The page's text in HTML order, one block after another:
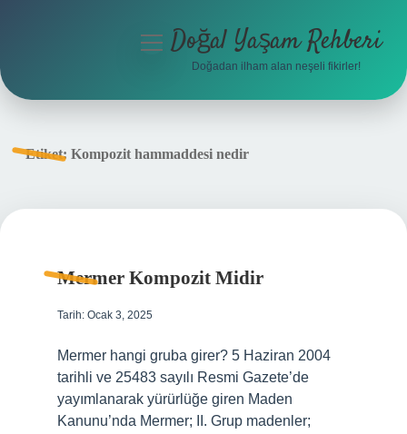
menüyüDoğal Yaşam Rehberi
Doğadan ilham alan neşeli fikirler!
Etiket: Kompozit hammaddesi nedir
Mermer Kompozit Midir
Tarih: Ocak 3, 2025
Mermer hangi gruba girer? 5 Haziran 2004
tarihli ve 25483 sayılı Resmi Gazete’de
yayımlanarak yürürlüğe giren Maden
Kanunu’nda Mermer; II. Grup madenler;